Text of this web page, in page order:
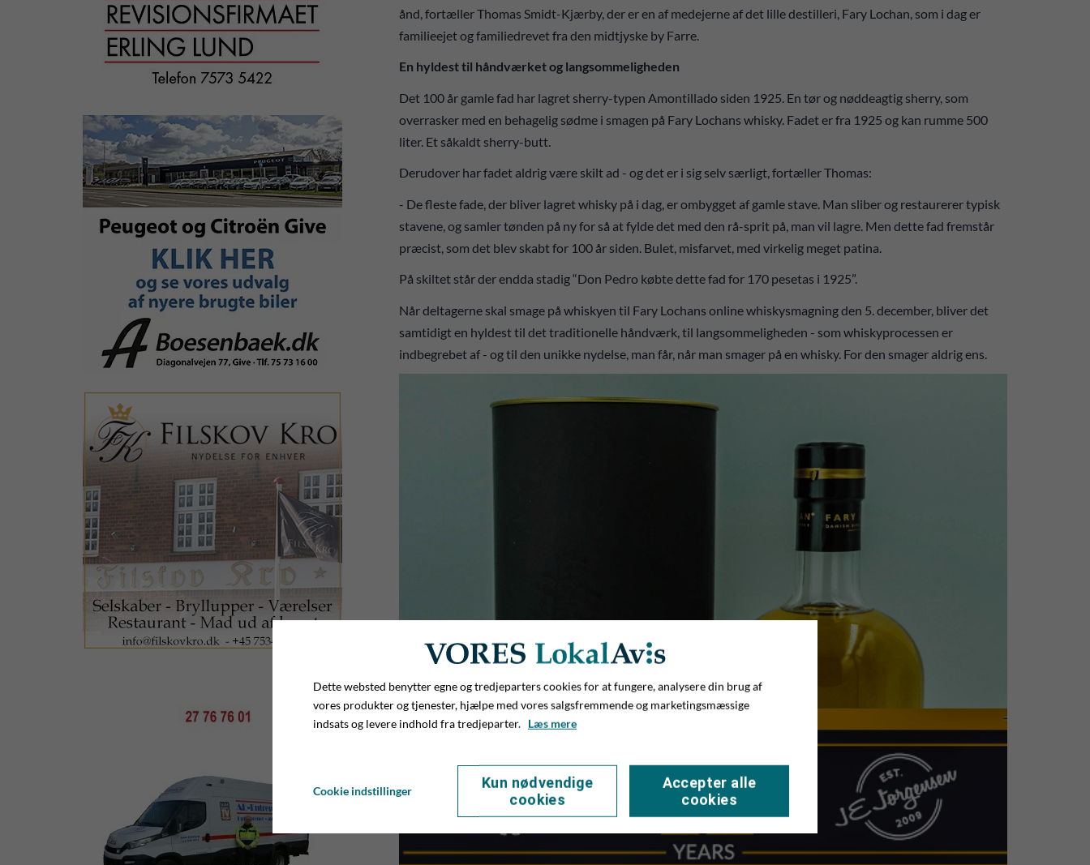
ånd, fortæller Thomas Smidt-Kjærby, der er en af medejerne af det lille destilleri, Fary Lochan, som i dag er
familieejet og familiedrevet fra den midtjyske by Farre.
En hyldest til håndværket og langsommeligheden
Det 100 år gamle fad har lagret sherry-typen Amontillado siden 1925. En tør og nøddeagtig sherry, som
overrasker med en behagelig sødme i smagen på Fary Lochans whisky. Fadet er fra 1925 og kan rumme 500
liter. Et såkaldt sherry-butt.
Derudover har fadet aldrig være skilt ad - og det er i sig selv særligt, fortæller Thomas:
- De fleste fade, der bliver lagret whisky på i dag, er ombygget af gamle stave. Man sliber og restaurerer typisk
stavene, og samler tønden på ny for så at fylde det med den rå-sprit på, man vil lagre. Men dette fad fremstår
præcist, som det blev skabt for 100 år siden. Bulet, misfarvet, med virkelig meget patina.
På skiltet står der endda stadig “Don Pedro købte dette fad for 170 pesetas i 1925”.
Når deltagerne skal smage på whiskyen til Fary Lochans online whiskysmagning den 5. december, bliver det
samtidigt en hyldest til det traditionelle håndværk, til langsommeligheden - som whiskyprocessen er
indbegrebet af - og til den unikke nydelse, man får, når man smager på en whisky. For den smager aldrig ens.
Dette websted benytter egne og tredjeparters cookies for at fungere, analysere din brug af
vores produkter og tjenester, hjælpe med vores salgsfremmende og marketingsmæssige
indsats og levere indhold fra tredjeparter. Læs mere
Cookie indstillinger
Kun nødvendige
cookies
Accepter alle
cookies